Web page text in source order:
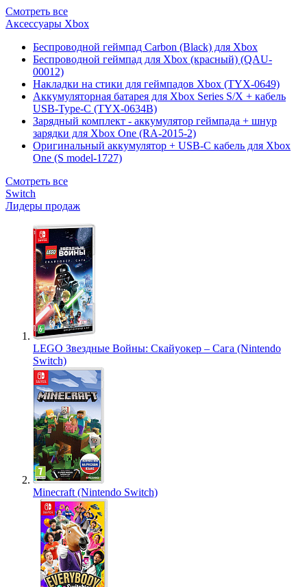
Смотреть все
Аксессуары Xbox
Беспроводной геймпад Carbon (Black) для Xbox
Беспроводной геймпад для Xbox (красный) (QAU-
00012)
Накладки на стики для геймпадов Xbox (TYX-0649)
Аккумуляторная батарея для Xbox Series S/X + кабель
USB-Type-C (TYX-0634B)
Зарядный комплект - аккумулятор геймпада + шнур
зарядки для Xbox One (RA-2015-2)
Оригинальный аккумулятор + USB-C кабель для Xbox
One (S model-1727)
Смотреть все
Switch
Лидеры продаж
LEGO Звездные Войны: Скайуокер – Сага (Nintendo
Switch)
Minecraft (Nintendo Switch)